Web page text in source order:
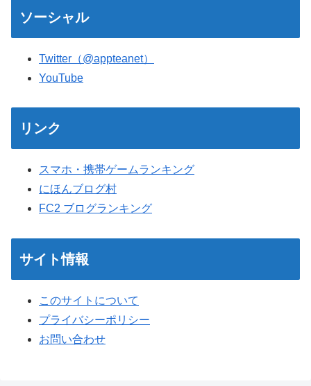
ソーシャル
Twitter（@appteanet）
YouTube
リンク
スマホ・携帯ゲームランキング
にほんブログ村
FC2 ブログランキング
サイト情報
このサイトについて
プライバシーポリシー
お問い合わせ